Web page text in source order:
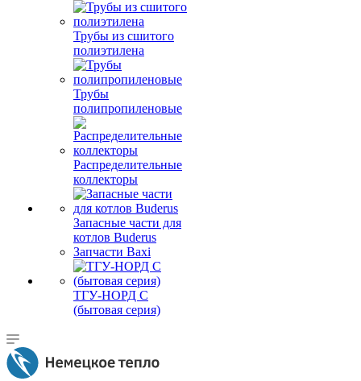
Трубы из сшитого
полиэтилена
Трубы
полипропиленовые
Распределительные
коллекторы
Запасные части для
котлов Buderus
Запчасти Baxi
ТГУ-НОРД С
(бытовая серия)